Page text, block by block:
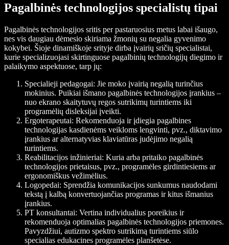
Pagalbinės technologijos specialistų tipai
Pagalbinės technologijos sritis per pastaruosius metus labai išaugo,
nes vis daugiau dėmesio skiriama žmonių su negalia gyvenimo
kokybei. Šioje dinamiškoje srityje dirba įvairių sričių specialistai,
kurie specializuojasi skirtinguose pagalbinių technologijų diegimo ir
palaikymo aspektuose, tarp jų:
Specialieji pedagogai: Jie moko įvairią negalią turinčius
mokinius. Puikiai išmano pagalbinės technologijos įrankius –
nuo ekrano skaitytuvų regos sutrikimų turintiems iki
programėlių disleksijai įveikti.
Ergoterapeutai: Rekomenduoja ir įdiegia pagalbines
technologijas kasdienėms veikloms lengvinti, pvz., diktavimo
įrankius ar alternatyvias klaviatūras judėjimo negalią
turintiems.
Reabilitacijos inžinieriai: Kuria arba pritaiko pagalbinės
technologijos prietaisus, pvz., programėles girdintiesiems ar
ergonomiškus vežimėlius.
Logopedai: Sprendžia komunikacijos sunkumus naudodami
tekstą į kalbą konvertuojančias programas ir kitus išmanius
įrankius.
PT konsultantai: Vertina individualius poreikius ir
rekomenduoja optimalias pagalbinės technologijos priemones.
Pavyzdžiui, autizmo spektro sutrikimą turintiems siūlo
specialias edukacines programėles planšetėse.